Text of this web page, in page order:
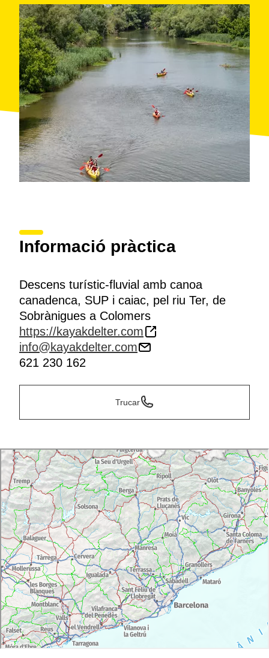
Informació pràctica
Descens turístic-fluvial amb canoa
canadenca, SUP i caiac, pel riu Ter, de
Sobrànigues a Colomers
https://kayakdelter.com
info@kayakdelter.com
621 230 162
Trucar